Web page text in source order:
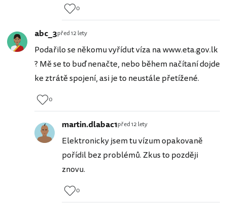
0
abc_3před 12 lety
Podařilo se někomu vyřídut víza na www.eta.gov.lk
? Mě se to buď nenačte, nebo během načítaní dojde
ke ztrátě spojení, asi je to neustále přetížené.
0
martin.dlabac1před 12 lety
Elektronicky jsem tu vízum opakovaně
pořídil bez problémů. Zkus to později
znovu.
0